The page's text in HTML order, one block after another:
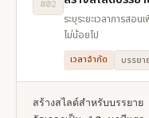
#02
ระบุระยะเวลาการสอ
ไม่น้อยไป
เวลาจำกัด บรรยา
สร้างสไลด์สำหรับบรรยา